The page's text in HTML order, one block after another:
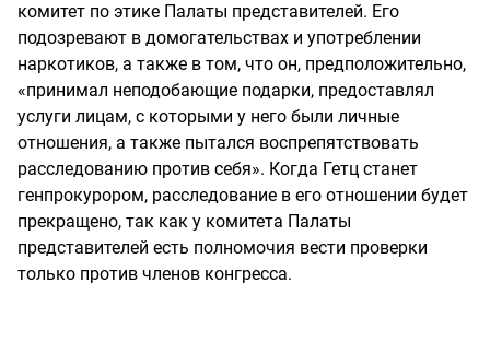
комитет по этике Палаты представителей. Его
подозревают в домогательствах и употреблении
наркотиков, а также в том, что он, предположительно,
«принимал неподобающие подарки, предоставлял
услуги лицам, с которыми у него были личные
отношения, а также пытался воспрепятствовать
расследованию против себя». Когда Гетц станет
генпрокурором, расследование в его отношении будет
прекращено, так как у комитета Палаты
представителей есть полномочия вести проверки
только против членов конгресса.